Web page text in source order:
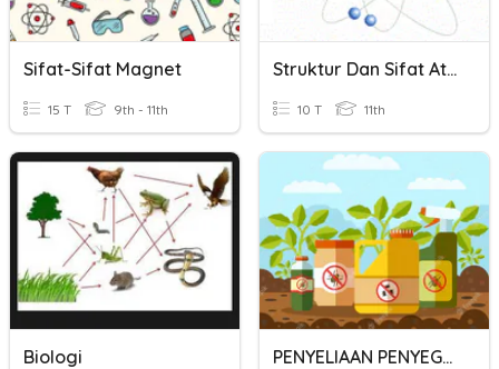
Sifat-Sifat Magnet
15 T 9th - 11th
Struktur Dan Sifat Atom
10 T 11th
Biologi PENYELIAAN PENYEGGARAAN TANAMAN